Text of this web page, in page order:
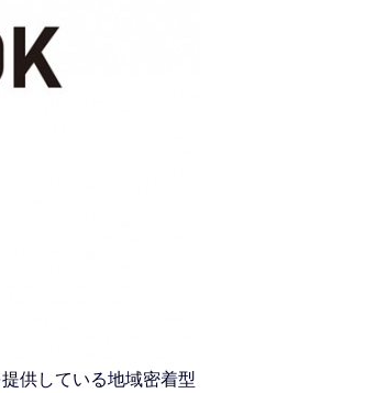
供している地域密着型